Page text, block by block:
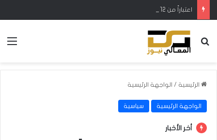
بحث عن
الرئيسية / الواجهة الرئيسية
الواجهة الرئيسية سياسية
أخر الأخبار